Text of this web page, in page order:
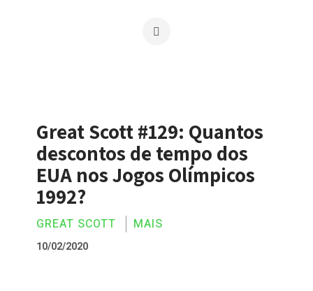
Great Scott #129: Quantos
descontos de tempo dos
EUA nos Jogos Olímpicos
1992?
GREAT SCOTT MAIS
10/02/2020